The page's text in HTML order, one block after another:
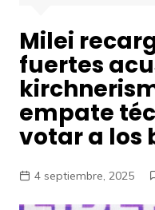
Milei
fuertes
empate
votar a los
4 septiembre, 2025